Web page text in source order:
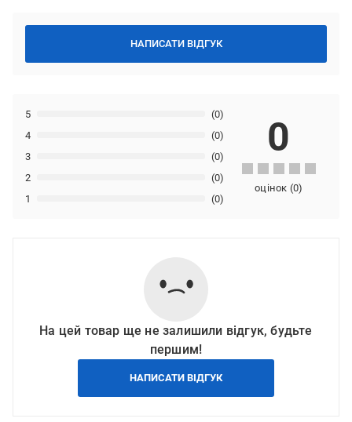
НАПИСАТИ ВІДГУК
1 (0)
2 (0)
3 (0)
4 (0)
5 (0)
0
оцінок (0)
На цей товар ще не залишили відгук, будьте
першим!
НАПИСАТИ ВІДГУК